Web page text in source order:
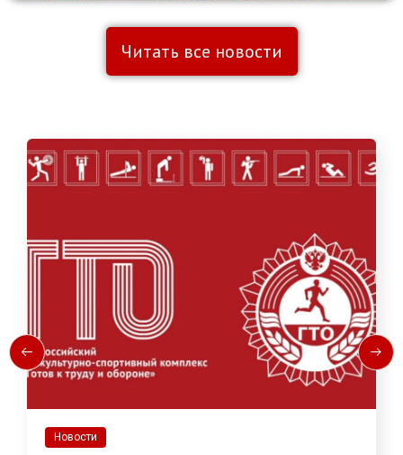
Читать все новости
Новости